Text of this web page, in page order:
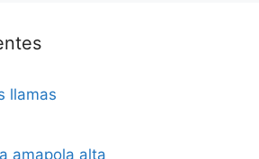
llamas
amapola alta